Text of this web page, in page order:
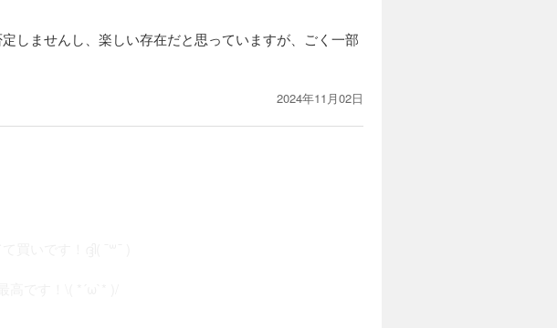
しませんし、楽しい存在だと思っていますが、ごく一部
2024年11月02日